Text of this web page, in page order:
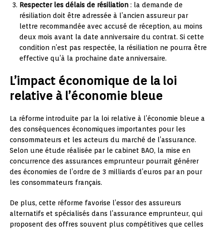
Respecter les délais de résiliation : la demande de
résiliation doit être adressée à l’ancien assureur par
lettre recommandée avec accusé de réception, au moins
deux mois avant la date anniversaire du contrat. Si cette
condition n’est pas respectée, la résiliation ne pourra être
effective qu’à la prochaine date anniversaire.
L’impact économique de la loi
relative à l’économie bleue
La réforme introduite par la loi relative à l’économie bleue a
des conséquences économiques importantes pour les
consommateurs et les acteurs du marché de l’assurance.
Selon une étude réalisée par le cabinet BAO, la mise en
concurrence des assurances emprunteur pourrait générer
des économies de l’ordre de 3 milliards d’euros par an pour
les consommateurs français.
De plus, cette réforme favorise l’essor des assureurs
alternatifs et spécialisés dans l’assurance emprunteur, qui
proposent des offres souvent plus compétitives que celles